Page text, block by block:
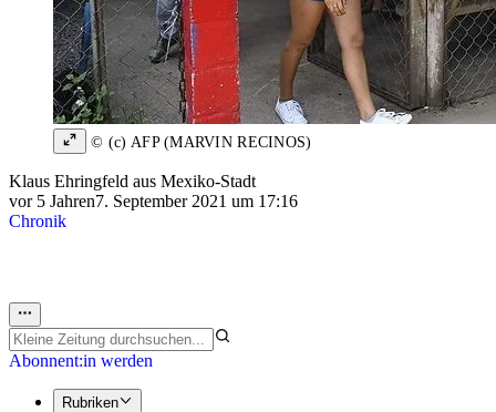
© (c) AFP (MARVIN RECINOS)
Klaus Ehringfeld aus Mexiko-Stadt
vor 5 Jahren7. September 2021 um 17:16
Chronik
Abonnent:in werden
Rubriken